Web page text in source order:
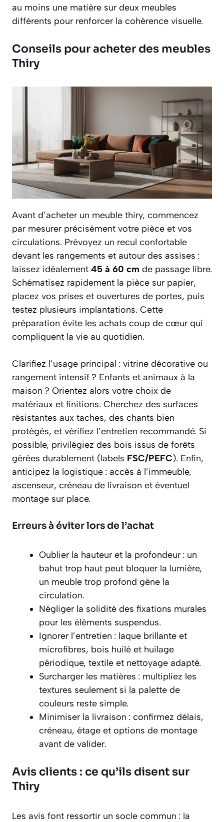
au moins une matière sur deux meubles
différents pour renforcer la cohérence visuelle.
Conseils pour acheter des meubles
Thiry
Avant d’acheter un meuble thiry, commencez
par mesurer précisément votre pièce et vos
circulations. Prévoyez un recul confortable
devant les rangements et autour des assises :
laissez idéalement 45 à 60 cm de passage libre.
Schématisez rapidement la pièce sur papier,
placez vos prises et ouvertures de portes, puis
testez plusieurs implantations. Cette
préparation évite les achats coup de cœur qui
compliquent la vie au quotidien.
Clarifiez l’usage principal : vitrine décorative ou
rangement intensif ? Enfants et animaux à la
maison ? Orientez alors votre choix de
matériaux et finitions. Cherchez des surfaces
résistantes aux taches, des chants bien
protégés, et vérifiez l’entretien recommandé. Si
possible, privilégiez des bois issus de forêts
gérées durablement (labels FSC/PEFC). Enfin,
anticipez la logistique : accès à l’immeuble,
ascenseur, créneau de livraison et éventuel
montage sur place.
Erreurs à éviter lors de l’achat
Oublier la hauteur et la profondeur : un
bahut trop haut peut bloquer la lumière,
un meuble trop profond gêne la
circulation.
Négliger la solidité des fixations murales
pour les éléments suspendus.
Ignorer l’entretien : laque brillante et
microfibres, bois huilé et huilage
périodique, textile et nettoyage adapté.
Surcharger les matières : multipliez les
textures seulement si la palette de
couleurs reste simple.
Minimiser la livraison : confirmez délais,
créneau, étage et options de montage
avant de valider.
Avis clients : ce qu’ils disent sur
Thiry
Les avis font ressortir un socle commun : la